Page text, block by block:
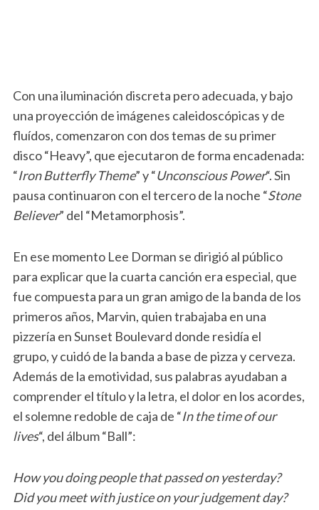
Con una iluminación discreta pero adecuada, y bajo
una proyección de imágenes caleidoscópicas y de
fluídos, comenzaron con dos temas de su primer
disco “Heavy”, que ejecutaron de forma encadenada:
“Iron Butterfly Theme” y “Unconscious Power“. Sin
pausa continuaron con el tercero de la noche “Stone
Believer” del “Metamorphosis”.
En ese momento Lee Dorman se dirigió al público
para explicar que la cuarta canción era especial, que
fue compuesta para un gran amigo de la banda de los
primeros años, Marvin, quien trabajaba en una
pizzería en Sunset Boulevard donde residía el
grupo, y cuidó de la banda a base de pizza y cerveza.
Además de la emotividad, sus palabras ayudaban a
comprender el título y la letra, el dolor en los acordes,
el solemne redoble de caja de “In the time of our
lives“, del álbum “Ball”:
How you doing people that passed on yesterday?
Did you meet with justice on your judgement day?